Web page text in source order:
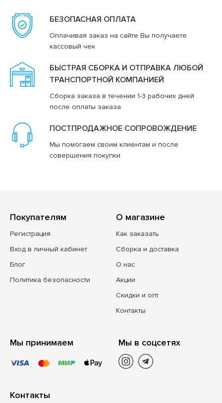
БЕЗОПАСНАЯ ОПЛАТА
Оплачивая заказ на сайте Вы получаете
кассовый чек
БЫСТРАЯ СБОРКА И ОТПРАВКА ЛЮБОЙ
ТРАНСПОРТНОЙ КОМПАНИЕЙ
Сборка заказа в течении 1-3 рабочих дней
после оплаты заказа
ПОСТПРОДАЖНОЕ СОПРОВОЖДЕНИЕ
Мы помогаем своим клиентам и после
совершения покупки
Покупателям
Регистрация
Вход в личный кабинет
Блог
Политика безопасности
О магазине
Как заказать
Сборка и доставка
О нас
Акции
Скидки и опт
Контакты
Мы принимаем Мы в соцсетях
Контакты